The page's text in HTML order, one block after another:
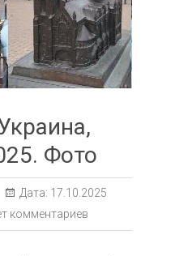
Фото
Дата: 17.10.2025
комментариев